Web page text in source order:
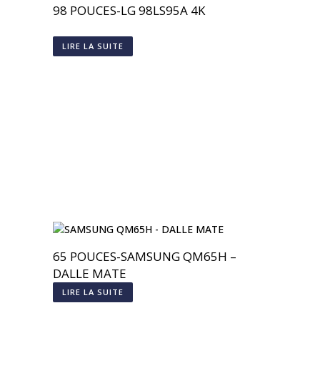
98 POUCES-LG 98LS95A 4K
LIRE LA SUITE
65 POUCES-SAMSUNG QM65H –
DALLE MATE
LIRE LA SUITE